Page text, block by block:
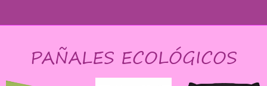
PAÑALES ECOLÓGICOS